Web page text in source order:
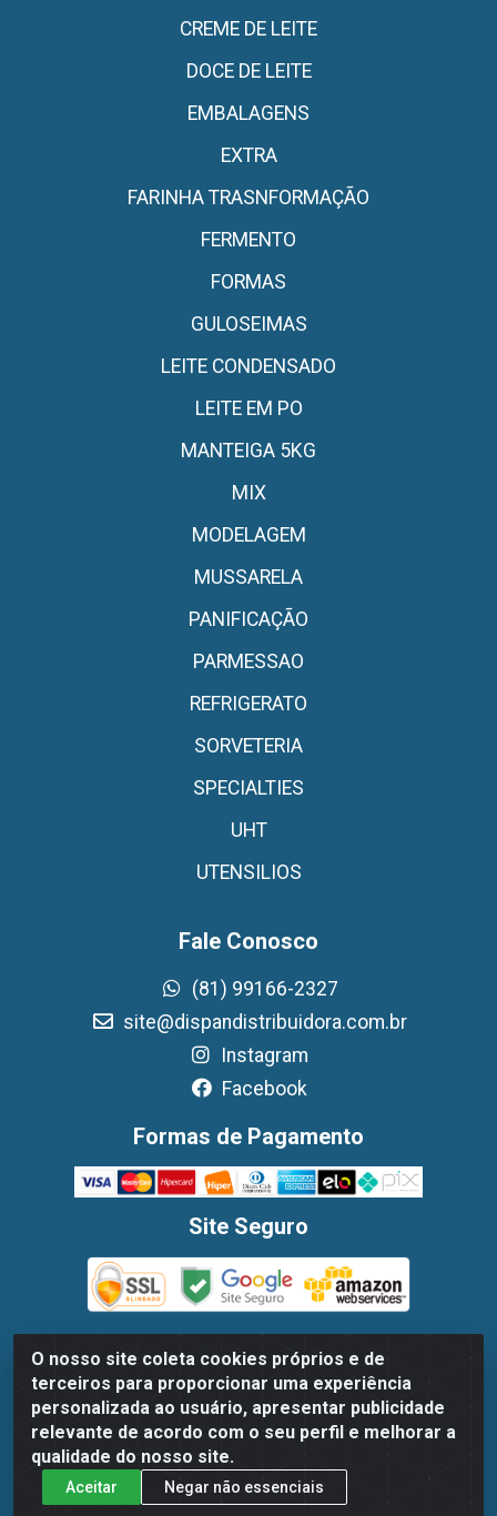
O nosso site coleta cookies próprios e de
terceiros para proporcionar uma experiência
personalizada ao usuário, apresentar publicidade
relevante de acordo com o seu perfil e melhorar a
qualidade do nosso site.
Aceitar
Negar não essenciais
CREME DE LEITE
DOCE DE LEITE
EMBALAGENS
EXTRA
FARINHA TRASNFORMAÇÃO
FERMENTO
FORMAS
GULOSEIMAS
LEITE CONDENSADO
LEITE EM PO
MANTEIGA 5KG
MIX
MODELAGEM
MUSSARELA
PANIFICAÇÃO
PARMESSAO
REFRIGERATO
SORVETERIA
SPECIALTIES
UHT
UTENSILIOS
Fale Conosco
(81) 99166-2327
site@dispandistribuidora.com.br
Instagram
Facebook
Formas de Pagamento
Site Seguro
Dispan Distribuidora de Alimentos LTDA - Avenida Marechal
Mascarenhas De Moraes, 1048- Imbiribeira, Recife/PE - CEP
51.170-000 - CNPJ 30.779.584/0003-78